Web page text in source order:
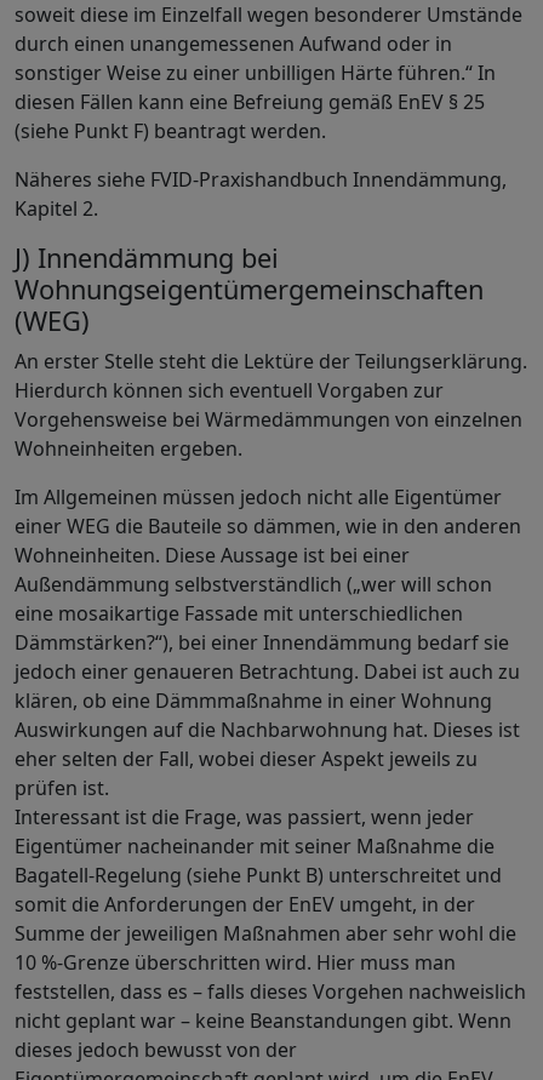
soweit diese im Einzelfall wegen besonderer Umstände
durch einen unangemessenen Aufwand oder in
sonstiger Weise zu einer unbilligen Härte führen.“ In
diesen Fällen kann eine Befreiung gemäß EnEV § 25
(siehe Punkt F) beantragt werden.
Näheres siehe FVID-Praxishandbuch Innendämmung,
Kapitel 2.
J) Innendämmung bei
Wohnungseigentümergemeinschaften
(WEG)
An erster Stelle steht die Lektüre der Teilungserklärung.
Hierdurch können sich eventuell Vorgaben zur
Vorgehensweise bei Wärmedämmungen von einzelnen
Wohneinheiten ergeben.
Im Allgemeinen müssen jedoch nicht alle Eigentümer
einer WEG die Bauteile so dämmen, wie in den anderen
Wohneinheiten. Diese Aussage ist bei einer
Außendämmung selbstverständlich („wer will schon
eine mosaikartige Fassade mit unterschiedlichen
Dämmstärken?“), bei einer Innendämmung bedarf sie
jedoch einer genaueren Betrachtung. Dabei ist auch zu
klären, ob eine Dämmmaßnahme in einer Wohnung
Auswirkungen auf die Nachbarwohnung hat. Dieses ist
eher selten der Fall, wobei dieser Aspekt jeweils zu
prüfen ist.
Interessant ist die Frage, was passiert, wenn jeder
Eigentümer nacheinander mit seiner Maßnahme die
Bagatell-Regelung (siehe Punkt B) unterschreitet und
somit die Anforderungen der EnEV umgeht, in der
Summe der jeweiligen Maßnahmen aber sehr wohl die
10 %-Grenze überschritten wird. Hier muss man
feststellen, dass es – falls dieses Vorgehen nachweislich
nicht geplant war – keine Beanstandungen gibt. Wenn
dieses jedoch bewusst von der